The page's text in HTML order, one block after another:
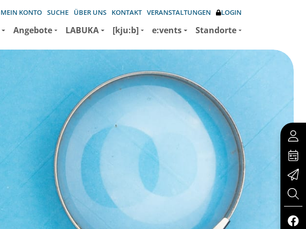
MEIN KONTO SUCHE ÜBER UNS KONTAKT VERANSTALTUNGEN LOGIN
Angebote LABUKA [kju:b] e:vents Standorte